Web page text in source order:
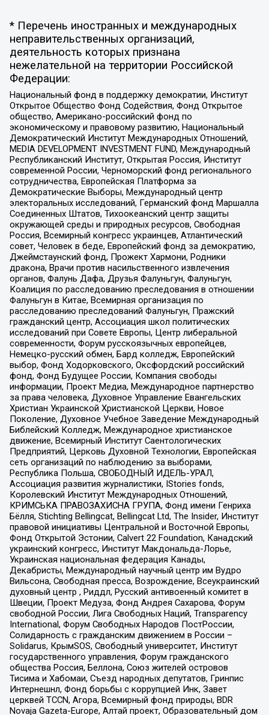
* Перечень иностранных и международных
неправительственных организаций,
деятельность которых признана
нежелательной на территории Российской
Федерации:
Национальный фонд в поддержку демократии, Институт
Открытое Общество Фонд Содействия, Фонд Открытое
общество, Американо-российский фонд по
экономическому и правовому развитию, Национальный
Демократический Институт Международных Отношений,
MEDIA DEVELOPMENT INVESTMENT FUND, Международный
Республиканский Институт, Открытая Россия, Институт
современной России, Черноморский фонд регионального
сотрудничества, Европейская Платформа за
Демократические Выборы, Международный центр
электоральных исследований, Германский фонд Маршалла
Соединенных Штатов, Тихоокеанский центр защиты
окружающей среды и природных ресурсов, Свободная
Россия, Всемирный конгресс украинцев, Атлантический
совет, Человек в беде, Европейский фонд за демократию,
Джеймстаунский фонд, Прожект Хармони, Родники
дракона, Врачи против насильственного извлечения
органов, Фалунь Дафа, Друзья Фалуньгун, Фалуньгун,
Коалиция по расследованию преследования в отношении
Фалуньгун в Китае, Всемирная организация по
расследованию преследований Фалуньгун, Пражский
гражданский центр, Ассоциация школ политических
исследований при Совете Европы, Центр либеральной
современности, Форум русскоязычных европейцев,
Немецко-русский обмен, Бард колледж, Европейский
выбор, Фонд Ходорковского, Оксфордский российский
фонд, Фонд Будущее России, Компания свободы
информации, Проект Медиа, Международное партнерство
за права человека, Духовное Управление Евангельских
Христиан Украинской Христианской Церкви, Новое
Поколение, Духовное Учебное Заведение Международный
Библейский Колледж, Международное христианское
движение, Всемирный Институт Саентологических
Предприятий, Церковь Духовной Технологии, Европейская
сеть организаций по наблюдению за выборами,
Республика Польша, СВОБОДНЫЙ ИДЕЛЬ-УРАЛ,
Ассоциация развития журналистики, IStories fonds,
Королевский Институт Международных Отношений,
КРИМСЬКА ПРАВОЗАХИСНА ГРУПА, Фонд имени Генриха
Бёлля, Stichting Bellingcat, Bellingcat Ltd, The Insider, Институт
правовой инициативы Центральной и Восточной Европы,
Фонд Открытой Эстонии, Calvert 22 Foundation, Канадский
украинский конгресс, Институт Макдональда-Лорье,
Украинская национальная федерация Канады,
Декабристы, Международный научный центр им Вудро
Вильсона, Свободная пресса, Возрождение, Всеукраинский
духовный центр , Риддл, Русский антивоенный комитет в
Швеции, Проект Медуза, Фонд Андрея Сахарова, Форум
свободной России, Лига Свободных Наций, Transparеncy
International, Форум Свободных Народов ПостРоссии,
Солидарность с гражданским движением в России –
Solidarus, КрымSOS, Свободный университет, Институт
государственного управления, Форум гражданского
общества Россия, Беллона, Союз жителей островов
Тисима и Хабомаи, Съезд народных депутатов, Гринпис
Интернешнл, Фонд борьбы с коррупцией Инк, Завет
церквей TCCN, Агора, Всемирный фонд природы, BDR
Novaja Gazeta-Europe, Алтай проект, Образовательный дом